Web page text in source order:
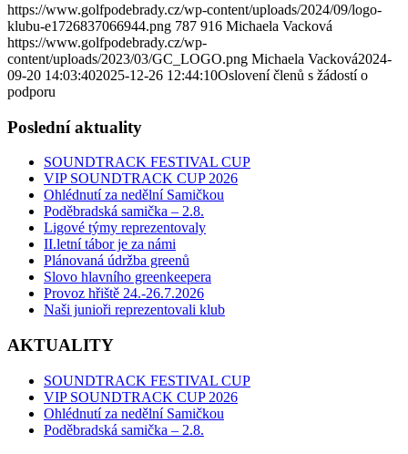
https://www.golfpodebrady.cz/wp-content/uploads/2024/09/logo-
klubu-e1726837066944.png 787 916 Michaela Vacková
https://www.golfpodebrady.cz/wp-
content/uploads/2023/03/GC_LOGO.png Michaela Vacková2024-
09-20 14:03:402025-12-26 12:44:10Oslovení členů s žádostí o
podporu
Poslední aktuality
SOUNDTRACK FESTIVAL CUP
VIP SOUNDTRACK CUP 2026
Ohlédnutí za nedělní Samičkou
Poděbradská samička – 2.8.
Ligové týmy reprezentovaly
II.letní tábor je za námi
Plánovaná údržba greenů
Slovo hlavního greenkeepera
Provoz hřiště 24.-26.7.2026
Naši junioři reprezentovali klub
AKTUALITY
SOUNDTRACK FESTIVAL CUP
VIP SOUNDTRACK CUP 2026
Ohlédnutí za nedělní Samičkou
Poděbradská samička – 2.8.